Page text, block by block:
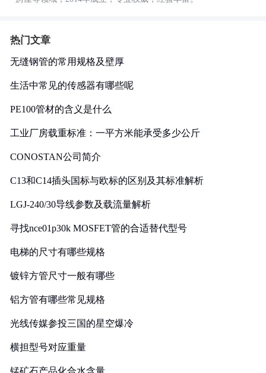
热门文章
无缝钢管的常用规格及壁厚
生活中常见的传感器有哪些呢
PE100管材的含义是什么
工业厂房载重标准：一平方米能承受多少公斤
CONOSTAN公司简介
C13和C14插头国标与欧标的区别及其标准解析
LGJ-240/30导线参数及载流量解析
寻找nce01p30k MOSFET管的合适替代型号
电梯的尺寸有哪些规格
镀锌方管尺寸一般有哪些
铝方管有哪些常见规格
光线传媒参投三国的星空爆冷
横担型号对应重量
锰矿石产品化合水含量